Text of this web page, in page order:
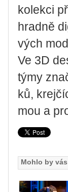
ko­lek­ci
hrad­ně
vých
Ve 3D
týmy
ků,
mou a
Mohlo by